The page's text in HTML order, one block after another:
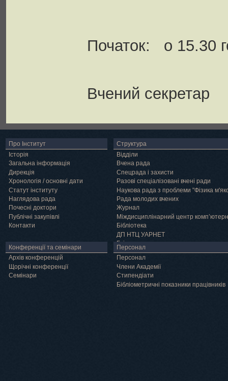
Початок: о 15.30
Вчений секретар
Про Інститут
Історія
Загальна інформація
Дирекція
Хронологія / основні дати
Статут інституту
Наглядова рада
Почесні доктори
Публічні закупівлі
Контакти
Структура
Відділи
Вчена рада
Спецрада і захисти
Разові спеціалізовані вчені ради
Наукова рада з проблеми "Фізика
Рада молодих вчених
Журнал
Міждисциплінарний центр
Бібліотека
ДП НТЦ УАРНЕТ
Грід
Конференції та семінари
Архів конференцій
Щорічні конференції
Семінари
Персонал
Персонал
Члени Академії
Cтипендіати
Бібліометричні показники працівників